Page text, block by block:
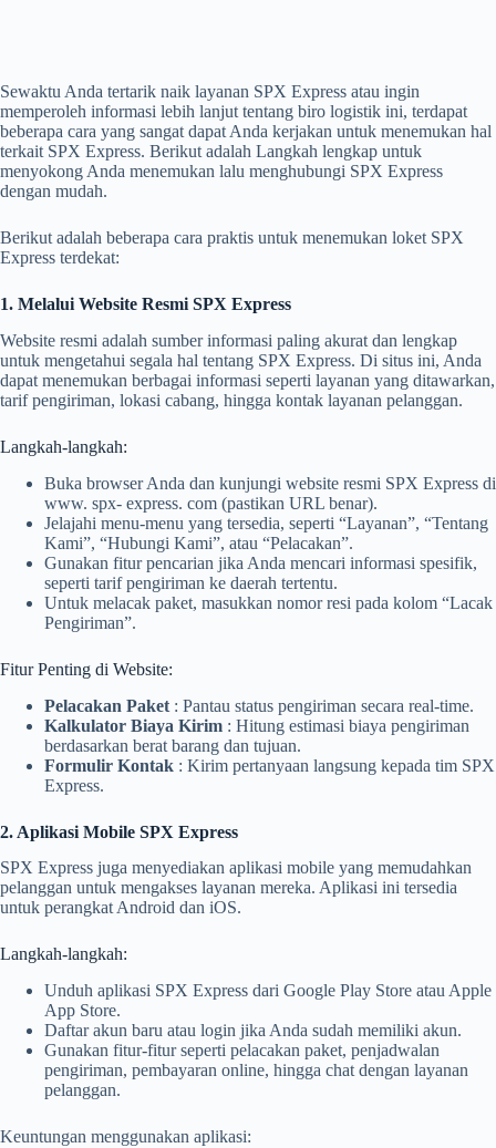
Sewaktu Anda tertarik naik layanan SPX Express atau ingin
memperoleh informasi lebih lanjut tentang biro logistik ini, terdapat
beberapa cara yang sangat dapat Anda kerjakan untuk menemukan hal
terkait SPX Express. Berikut adalah Langkah lengkap untuk
menyokong Anda menemukan lalu menghubungi SPX Express
dengan mudah.
Berikut adalah beberapa cara praktis untuk menemukan loket SPX
Express terdekat:
1. Melalui Website Resmi SPX Express
Website resmi adalah sumber informasi paling akurat dan lengkap
untuk mengetahui segala hal tentang SPX Express. Di situs ini, Anda
dapat menemukan berbagai informasi seperti layanan yang ditawarkan,
tarif pengiriman, lokasi cabang, hingga kontak layanan pelanggan.
Langkah-langkah:
Buka browser Anda dan kunjungi website resmi SPX Express di
www. spx- express. com (pastikan URL benar).
Jelajahi menu-menu yang tersedia, seperti “Layanan”, “Tentang
Kami”, “Hubungi Kami”, atau “Pelacakan”.
Gunakan fitur pencarian jika Anda mencari informasi spesifik,
seperti tarif pengiriman ke daerah tertentu.
Untuk melacak paket, masukkan nomor resi pada kolom “Lacak
Pengiriman”.
Fitur Penting di Website:
Pelacakan Paket : Pantau status pengiriman secara real-time.
Kalkulator Biaya Kirim : Hitung estimasi biaya pengiriman
berdasarkan berat barang dan tujuan.
Formulir Kontak : Kirim pertanyaan langsung kepada tim SPX
Express.
2. Aplikasi Mobile SPX Express
SPX Express juga menyediakan aplikasi mobile yang memudahkan
pelanggan untuk mengakses layanan mereka. Aplikasi ini tersedia
untuk perangkat Android dan iOS.
Langkah-langkah:
Unduh aplikasi SPX Express dari Google Play Store atau Apple
App Store.
Daftar akun baru atau login jika Anda sudah memiliki akun.
Gunakan fitur-fitur seperti pelacakan paket, penjadwalan
pengiriman, pembayaran online, hingga chat dengan layanan
pelanggan.
Keuntungan menggunakan aplikasi: